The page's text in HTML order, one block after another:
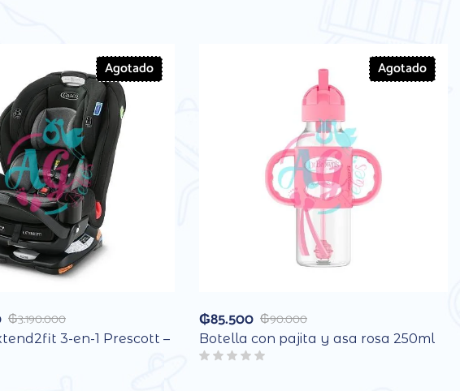
Agotado
₲3.190.000
3-en-1 Prescott –
Agotado
₲90.000
₲85.500
Botella con pajita y asa rosa 250ml